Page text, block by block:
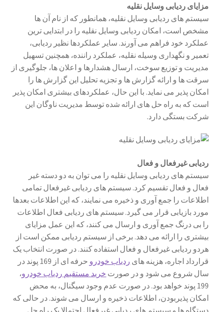
بلاگ
تماس با ما
حساب کاربری من
درباره ما
سبد خرید
سنجش
صورتحساب
علاقمندی ها
فروشگاه
لیست علاقه مندی ها
مقایسه ها
مزایای ردیابی وسایل نقلیه
سیستم های ردیابی وسایل نقلیه، همانطور که از نام آن ها
مشخص است، امکان ردیابی وسایل نقلیه را در ابتدایی ترین
عملکرد خود فراهم می آورند. سایر عملکردها نظیر ردیابی،
تعمیر و نگهداری وسیله نقلیه، عملکرد راننده، همچنین تسهیل
مدیریت و توزیع سوخت، ارسال هشدارها و اعلان ها، جلوگیری از
سرقت ها و ارائه گزارش ها و تجزیه تحلیل این گزارش ها را
امکان پذیر می نماید. با این حال، عملکردهای بیشتری امکان پذیر
است که به راه حل های ارائه شده توسط مدیریت ناوگان این
شرکت بستگی دارد.
ردیابی غیرفعال و فعال
سیستم های ردیابی وسایل نقلیه را می توان به دو دسته غیر
فعال و فعال تقسیم کرد. سیستم های ردیابی غیرفعال تمامی
اطلاعات را جمع آوری و ذخیره می نمایند، که این اطلاعات بعدها
مورد بازیابی قرار می گیرد. سیستم های ردیابی فعال اطلاعات
را بی درنگ جمع آوری و ارسال می کنند، که این عمل مزایای
بیشتری را ارائه می دهد. برخی از سیستم ردیابی ممکن است از
هردو ردیابی غیرفعال و فعال استفاده کنند. در صورت انتخاب یک
قرارداد اجاره، هزینه های ردیاب خودرو
حرفه ای از 169 پوند در
سال شروع می شود و در صورت خرید مستقیم ردیاب خودرو،
199 پوند خواهد بود. در صورت عدم وجود سیگنال، به محض
امکان پذیربودن، اطلاعات ذخیره و ارسال می شوند. در حالی که